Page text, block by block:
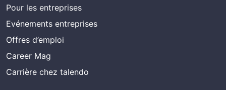
Pour les entreprises
Evénements entreprises
Offres d’emploi
Career Mag
Carrière chez talendo